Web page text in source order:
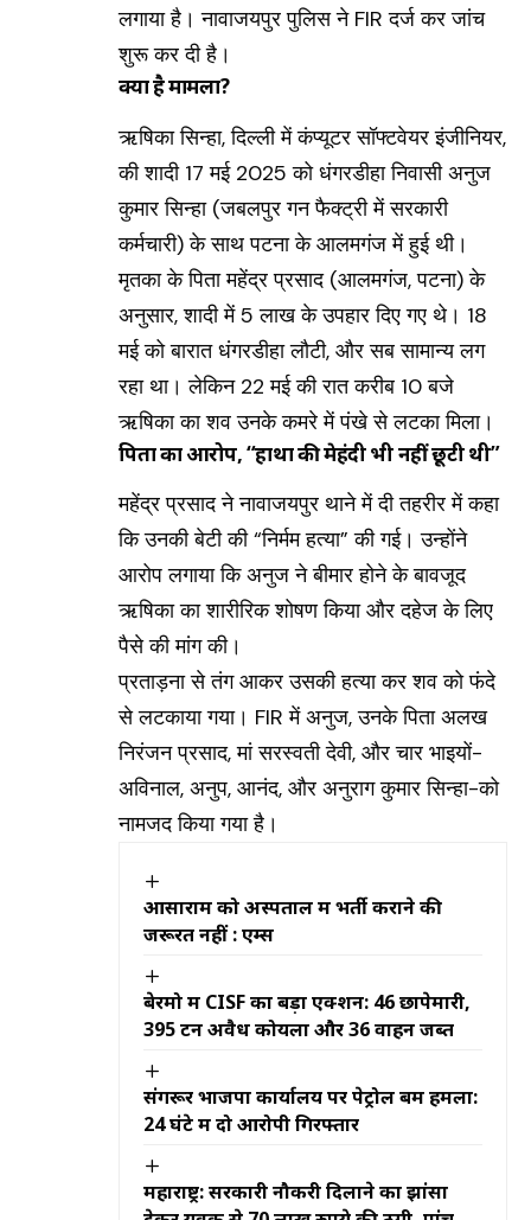
लगाया है। नावाजयपुर पुलिस ने FIR दर्ज कर जांच
शुरू कर दी है।
क्या है मामला?
ऋषिका सिन्हा, दिल्ली में कंप्यूटर सॉफ्टवेयर इंजीनियर,
की शादी 17 मई 2025 को धंगरडीहा निवासी अनुज
कुमार सिन्हा (जबलपुर गन फैक्ट्री में सरकारी
कर्मचारी) के साथ पटना के आलमगंज में हुई थी।
मृतका के पिता महेंद्र प्रसाद (आलमगंज, पटना) के
अनुसार, शादी में ₹5 लाख के उपहार दिए गए थे। 18
मई को बारात धंगरडीहा लौटी, और सब सामान्य लग
रहा था। लेकिन 22 मई की रात करीब 10 बजे
ऋषिका का शव उनके कमरे में पंखे से लटका मिला।
पिता का आरोप, “हाथों की मेहंदी भी नहीं छूटी थी”
महेंद्र प्रसाद ने नावाजयपुर थाने में दी तहरीर में कहा
कि उनकी बेटी की “निर्मम हत्या” की गई। उन्होंने
आरोप लगाया कि अनुज ने बीमार होने के बावजूद
ऋषिका का शारीरिक शोषण किया और दहेज के लिए
पैसे की मांग की।
प्रताड़ना से तंग आकर उसकी हत्या कर शव को फंदे
से लटकाया गया। FIR में अनुज, उनके पिता अलख
निरंजन प्रसाद, मां सरस्वती देवी, और चार भाइयों-
अविनाल, अनुप, आनंद, और अनुराग कुमार सिन्हा-को
नामजद किया गया है।
आसाराम को अस्पताल में भर्ती कराने की
जरूरत नहीं : एम्स
बेरमो में CISF का बड़ा एक्शन: 46 छापेमारी,
395 टन अवैध कोयला और 36 वाहन जब्त
संगरूर भाजपा कार्यालय पर पेट्रोल बम हमला:
24 घंटे में दो आरोपी गिरफ्तार
महाराष्ट्र: सरकारी नौकरी दिलाने का झांसा